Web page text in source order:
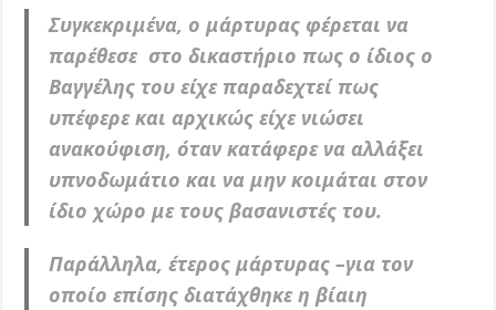
Συγκεκριμένα, ο μάρτυρας φέρεται να
παρέθεσε στο δικαστήριο πως ο ίδιος ο
Βαγγέλης του είχε παραδεχτεί πως
υπέφερε και αρχικώς είχε νιώσει
ανακούφιση, όταν κατάφερε να αλλάξει
υπνοδωμάτιο και να μην κοιμάται στον
ίδιο χώρο με τους βασανιστές του.
Παράλληλα, έτερος μάρτυρας –για τον
οποίο επίσης διατάχθηκε η βίαιη